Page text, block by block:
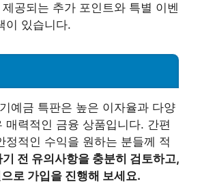
공되는 추가 포인트와 특별 이벤
이 있습니다.
예금 특판은 높은 이자율과 다양
매력적인 금융 상품입니다. 간편
정적인 수익을 원하는 분들께 적
전 유의사항을 충분히 검토하고,
로 가입을 진행해 보세요.